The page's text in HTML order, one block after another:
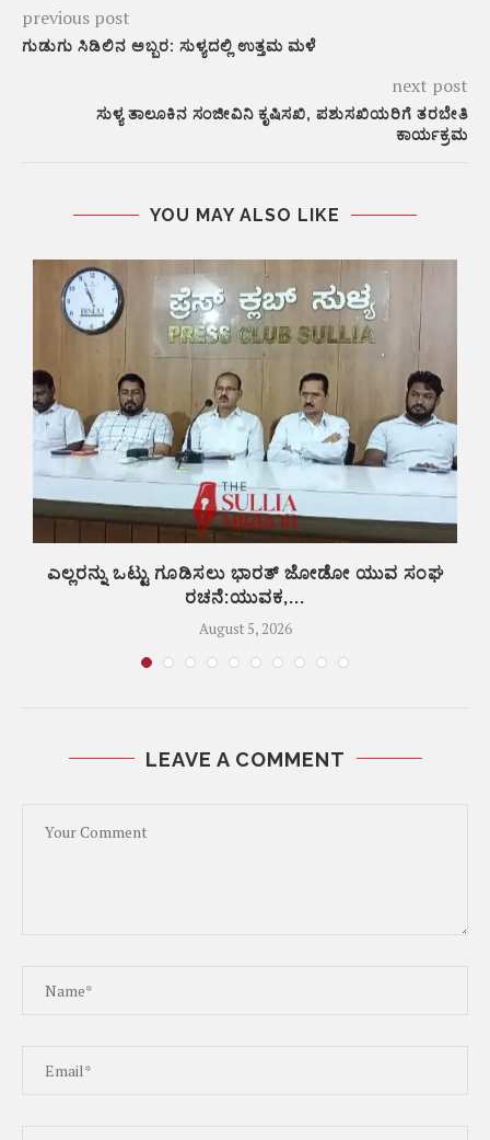
previous post
ಗುಡುಗು ಸಿಡಿಲಿನ ಅಬ್ಬರ: ಸುಳ್ಯದಲ್ಲಿ ಉತ್ತಮ ಮಳೆ
next post
ಸುಳ್ಯ ತಾಲೂಕಿನ ಸಂಜೀವಿನಿ ಕೃಷಿಸಖಿ, ಪಶುಸಖಿಯರಿಗೆ ತರಬೇತಿ
ಕಾರ್ಯಕ್ರಮ
YOU MAY ALSO LIKE
ಎಲ್ಲರನ್ನು ಒಟ್ಟು ಗೂಡಿಸಲು ಭಾರತ್ ಜೋಡೋ ಯುವ ಸಂಘ
ರಚನೆ:ಯುವಕ,...
August 5, 2026
LEAVE A COMMENT